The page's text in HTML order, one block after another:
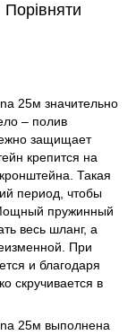
Порівняти
25м значительно
– полив
защищает
крепится на
Такая
период, чтобы
пружинный
весь шланг, а
При
и благодаря
скручивается в
25м выполнена